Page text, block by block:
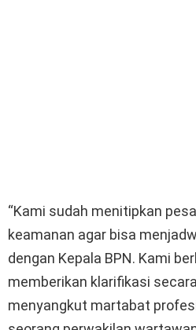
“Kami sudah menitipkan
keamanan agar bisa
dengan Kepala BPN. Kami
memberikan klarifikasi
menyangkut martabat